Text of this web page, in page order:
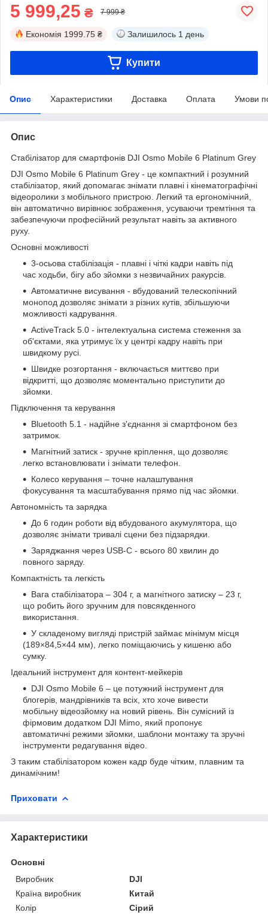
5 999,25 ₴ 7 999 ₴
Економія 1999.75 ₴ Залишилось 1 день
Купити
Опис Характеристики Доставка Оплата Умови
Опис
Стабілізатор для смартфонів DJI Osmo Mobile 6 Platinum Grey
DJI Osmo Mobile 6 Platinum Grey - це компактний і розумний
стабілізатор, який допомагає знімати плавні і кінематографічні
відеоролики з мобільного пристрою. Легкий та ергономічний,
він автоматично вирівнює зображення, усуваючи тремтіння та
забезпечуючи професійний результат навіть за активного
руху.
Основні можливості
3-осьова стабілізація - плавні і чіткі кадри навіть під
час ходьби, бігу або зйомки з незвичайних ракурсів.
Автоматичне висування - вбудований телескопічний
монопод дозволяє знімати з різних кутів, збільшуючи
можливості кадрування.
ActiveTrack 5.0 - інтелектуальна система стеження за
об'єктами, яка утримує їх у центрі кадру навіть при
швидкому русі.
Швидке розгортання - включається миттєво при
відкритті, що дозволяє моментально приступити до
зйомки.
Підключення та керування
Bluetooth 5.1 - надійне з'єднання зі смартфоном без
затримок.
Магнітний затиск - зручне кріплення, що дозволяє
легко встановлювати і знімати телефон.
Колесо керування – точне налаштування
фокусування та масштабування прямо під час зйомки.
Автономність та зарядка
До 6 годин роботи від вбудованого акумулятора, що
дозволяє знімати тривалі сцени без підзарядки.
Заряджання через USB-C - всього 80 хвилин до
повного заряду.
Компактність та легкість
Вага стабілізатора – 304 г, а магнітного затиску – 23 г,
що робить його зручним для повсякденного
використання.
У складеному вигляді пристрій займає мінімум місця
(189×84,5×44 мм), легко поміщаючись у кишеню або
сумку.
Ідеальний інструмент для контент-мейкерів
DJI Osmo Mobile 6 – це потужний інструмент для
блогерів, мандрівників та всіх, хто хоче вивести
мобільну відеозйомку на новий рівень. Він сумісний із
фірмовим додатком DJI Mimo, який пропонує
автоматичні режими зйомки, шаблони монтажу та зручні
інструменти редагування відео.
З таким стабілізатором кожен кадр буде чітким, плавним та
динамічним!
Приховати
Характеристики
Основні
Виробник
DJI
Країна виробник
Китай
Колір
Сірий